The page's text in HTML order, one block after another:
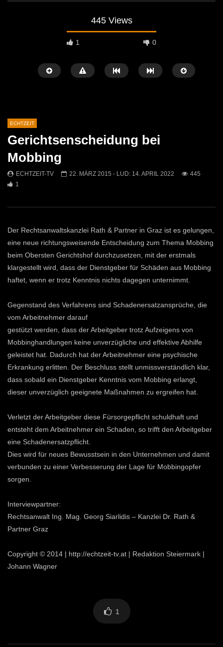
445 Views
1 0
Später Ansehen
Mittendrin
ECHTZEIT-TV
Kammern
ECHTZEIT
Gerichtsenscheidung bei
Mobbing
ECHTZEIT-TV 22. MÄRZ 2015 - LUD: 14. APRIL 2022
445
1
Der Rechtsanwaltskanzlei Rath & Partner in Graz ist es gelungen,
eine neue richtungsweisende Entscheidung zum Thema Mobbing
beim Obersten Gerichtshof durchzusetzen, mit der erstmals
klargestellt wird, dass der Dienstgeber für Schäden aus Mobbing
haftet, wenn er trotz Kenntnis nichts dagegen unternimmt.
Gegenstand des Verfahrens sind Schadenersatzansprüche, die
vom Arbeitnehmer darauf
gestützt werden, dass der Arbeitgeber trotz Aufzeigens von
Mobbinghandlungen keine unverzügliche und effektive Abhilfe
geleistet hat. Dadurch hat der Arbeitnehmer eine psychische
Erkrankung erlitten. Der Beschluss stellt unmissverständlich klar,
dass sobald ein Dienstgeber Kenntnis vom Mobbing erlangt,
dieser unverzüglich geeignete Maßnahmen zu ergreifen hat.
Verletzt der Arbeitgeber diese Fürsorgepflicht schuldhaft und
entsteht dem Arbeitnehmer ein Schaden, so trifft den Arbeitgeber
eine Schadenersatzpflicht.
Dies wird für neues Bewusstsein in den Unternehmen und damit
verbunden zu einer Verbesserung der Lage für Mobbingopfer
sorgen.
Interviewpartner:
Rechtsanwalt Ing. Mag. Georg Siarlidis – Kanzlei Dr. Rath &
Partner Graz
Copyright © 2014 | http://echtzeit-tv.at | Redaktion Steiermark |
Johann Wagner
1